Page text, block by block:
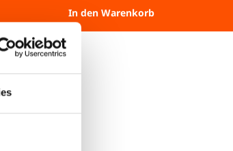
den gewünschten Wert
In den Warenkorb